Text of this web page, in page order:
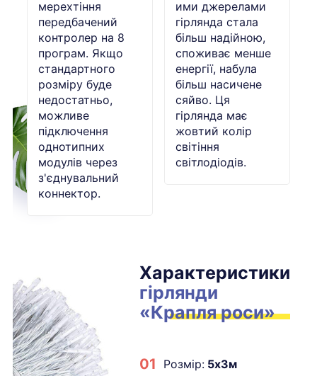
мерехтіння
передбачений
контролер на 8
програм. Якщо
стандартного
розміру буде
недостатньо,
можливе
підключення
однотипних
модулів через
з'єднувальний
коннектор.
ими джерелами
гірлянда стала
більш надійною,
споживає менше
енергії, набула
більш насичене
сяйво. Ця
гірлянда має
жовтий колір
світіння
світлодіодів.
Характеристики
гірлянди
«Крапля роси»
01 Розмір: 5х3м